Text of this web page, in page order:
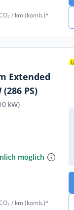
/ km (komb.)*
Extended
PS)
kW)
möglich
/ km (komb.)*